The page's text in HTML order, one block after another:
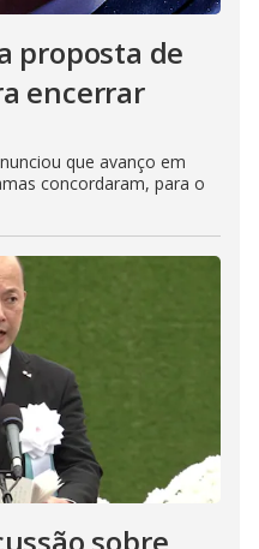
proposta de
encerrar
que avanço em
concordaram, para o
sobre